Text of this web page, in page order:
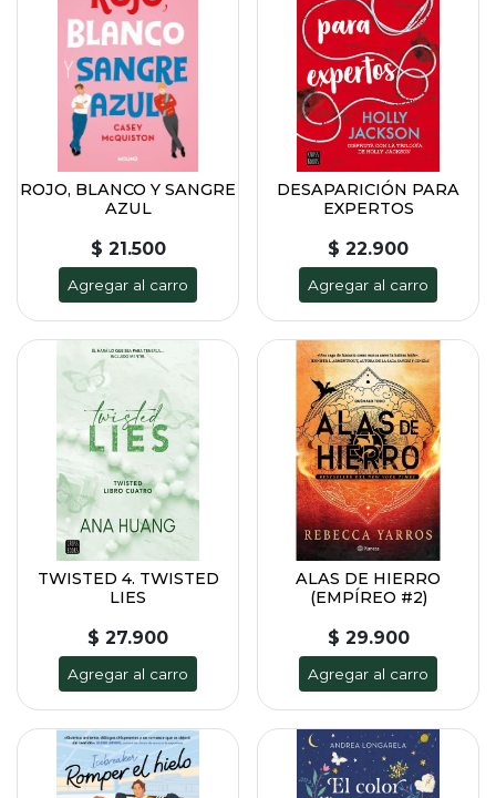
ROJO, BLANCO Y SANGRE
AZUL
$ 21.500
Agregar al carro
DESAPARICIÓN PARA
EXPERTOS
$ 22.900
Agregar al carro
TWISTED 4. TWISTED
LIES
$ 27.900
Agregar al carro
ALAS DE HIERRO
(EMPÍREO #2)
$ 29.900
Agregar al carro